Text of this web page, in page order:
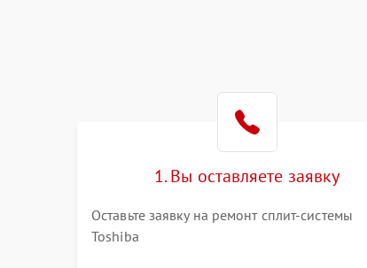
1. Вы оставляете заявку
Оставьте заявку на ремонт сплит-системы
Toshiba